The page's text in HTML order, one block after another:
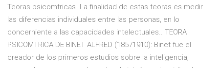
Teoras psicomtricas. La finalidad de estas teoras es medir
las diferencias individuales entre las personas, en lo
concerniente a las capacidades intelectuales.. TEORA
PSICOMTRICA DE BINET ALFRED (18571910): Binet fue el
creador de los primeros estudios sobre la inteligencia,